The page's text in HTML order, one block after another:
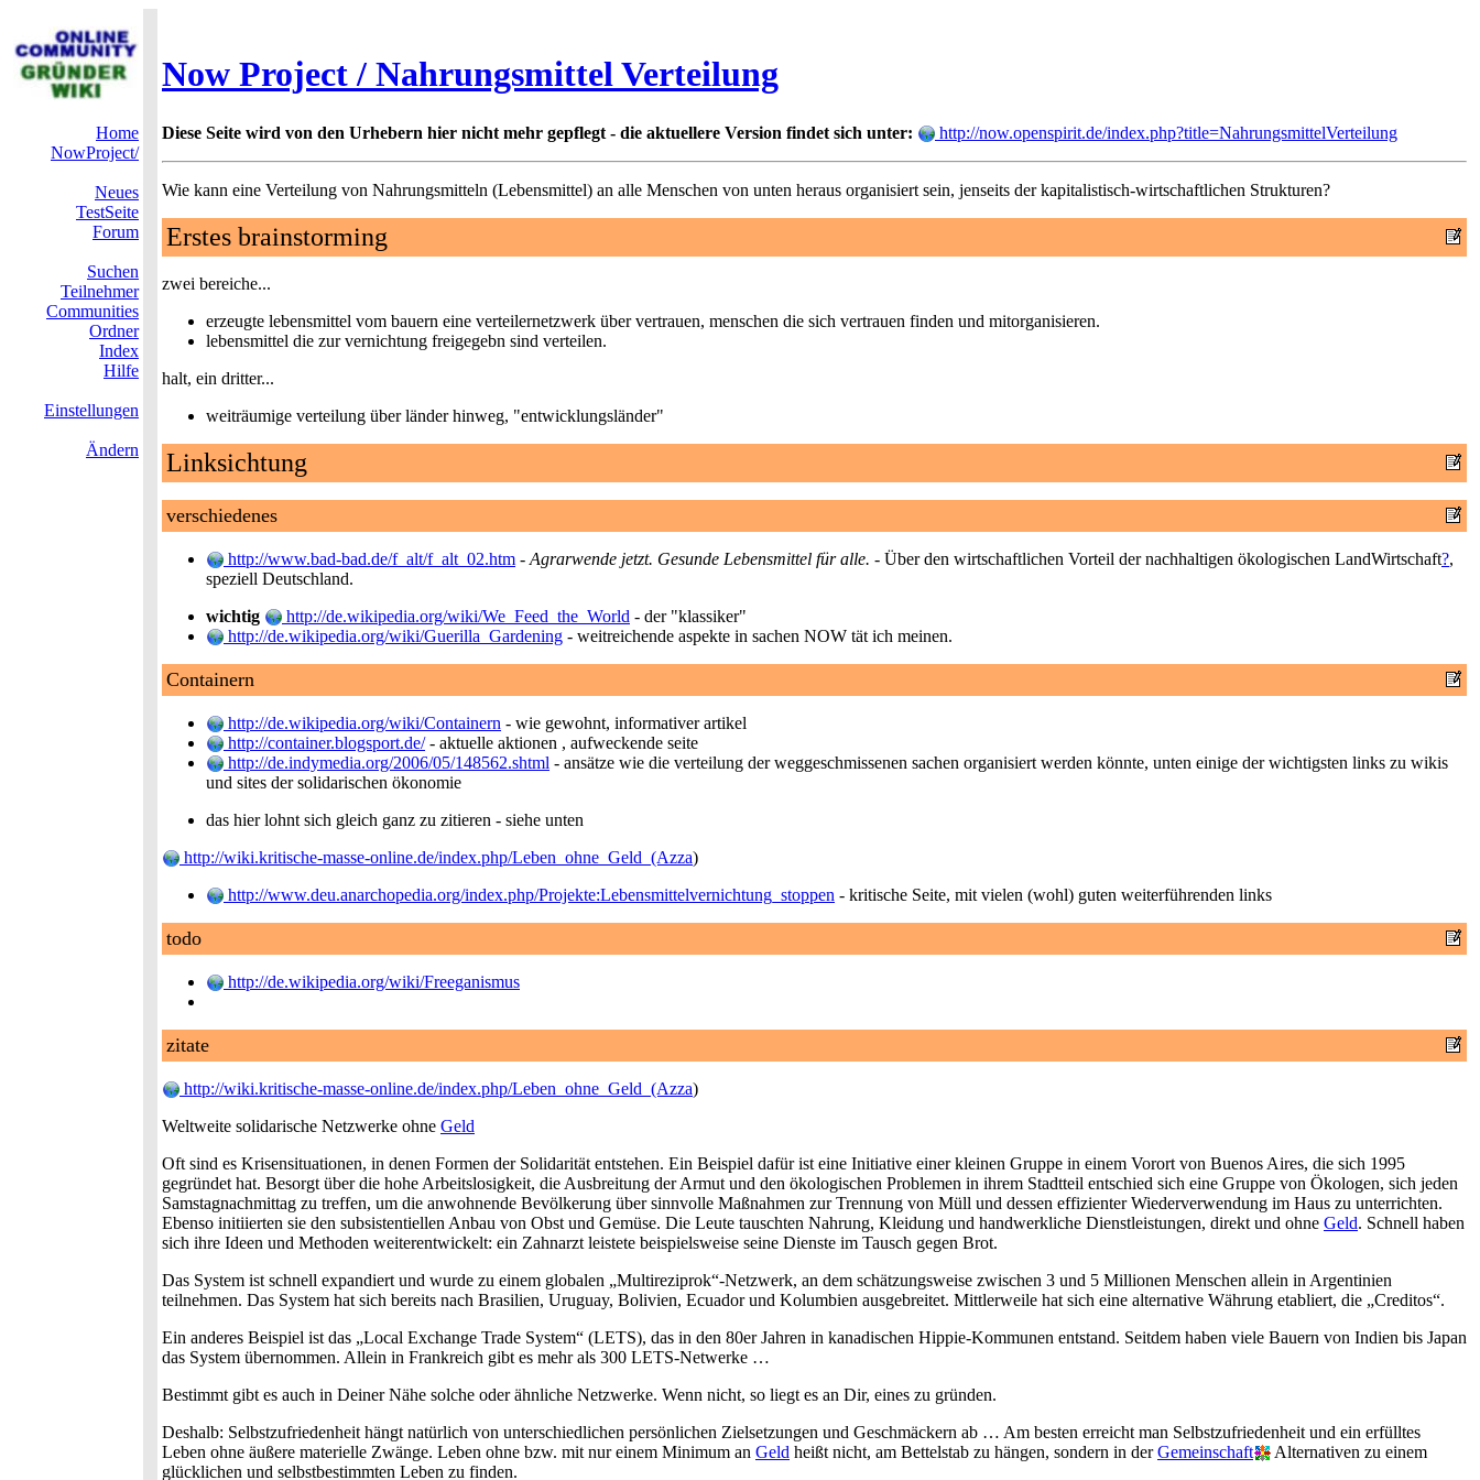
Now Project / Nahrungsmittel Verteilung
Home
NowProject/
Neues
TestSeite
Forum
Suchen
Teilnehmer
Communities
Ordner
Index
Hilfe
Einstellungen
Ändern
Diese Seite wird von den Urhebern hier nicht mehr gepflegt - die aktuellere Version findet sich unter: http://now.openspirit.de/index.php?title=NahrungsmittelVerteilung
Wie kann eine Verteilung von Nahrungsmitteln (Lebensmittel) an alle Menschen von unten heraus organisiert sein, jenseits der kapitalistisch-wirtschaftlichen Strukturen?
Erstes brainstorming
zwei bereiche...
erzeugte lebensmittel vom bauern eine verteilernetzwerk über vertrauen, menschen die sich vertrauen finden und mitorganisieren.
lebensmittel die zur vernichtung freigegebn sind verteilen.
halt, ein dritter...
weiträumige verteilung über länder hinweg, "entwicklungsländer"
Linksichtung
verschiedenes
http://www.bad-bad.de/f_alt/f_alt_02.htm - Agrarwende jetzt. Gesunde Lebensmittel für alle. - Über den wirtschaftlichen Vorteil der nachhaltigen ökologischen LandWirtschaft?,
speziell Deutschland.
wichtig
http://de.wikipedia.org/wiki/We_Feed_the_World - der "klassiker"
http://de.wikipedia.org/wiki/Guerilla_Gardening - weitreichende aspekte in sachen NOW tät ich meinen.
Containern
http://de.wikipedia.org/wiki/Containern - wie gewohnt, informativer artikel
http://container.blogsport.de/- aktuelle aktionen , aufweckende seite
http://de.indymedia.org/2006/05/148562.shtml - ansätze wie die verteilung der weggeschmissenen sachen organisiert werden könnte, unten einige der wichtigsten links zu wikis
und sites der solidarischen ökonomie
das hier lohnt sich gleich ganz zu zitieren - siehe unten
http://wiki.kritische-masse-online.de/index.php/Leben_ohne_Geld_(Azza)
http://www.deu.anarchopedia.org/index.php/Projekte:Lebensmittelvernichtung_stoppen - kritische Seite, mit vielen (wohl) guten weiterführenden links
todo
http://de.wikipedia.org/wiki/Freeganismus
zitate
http://wiki.kritische-masse-online.de/index.php/Leben_ohne_Geld_(Azza)
Weltweite solidarische Netzwerke ohne Geld
Oft sind es Krisensituationen, in denen Formen der Solidarität entstehen. Ein Beispiel dafür ist eine Initiative einer kleinen Gruppe in einem Vorort von Buenos Aires, die sich 1995
gegründet hat. Besorgt über die hohe Arbeitslosigkeit, die Ausbreitung der Armut und den ökologischen Problemen in ihrem Stadtteil entschied sich eine Gruppe von Ökologen, sich jeden
Samstagnachmittag zu treffen, um die anwohnende Bevölkerung über sinnvolle Maßnahmen zur Trennung von Müll und dessen effizienter Wiederverwendung im Haus zu unterrichten.
Ebenso initiierten sie den subsistentiellen Anbau von Obst und Gemüse. Die Leute tauschten Nahrung, Kleidung und handwerkliche Dienstleistungen, direkt und ohne Geld. Schnell haben
sich ihre Ideen und Methoden weiterentwickelt: ein Zahnarzt leistete beispielsweise seine Dienste im Tausch gegen Brot.
Das System ist schnell expandiert und wurde zu einem globalen „Multireziprok“-Netzwerk, an dem schätzungsweise zwischen 3 und 5 Millionen Menschen allein in Argentinien
teilnehmen. Das System hat sich bereits nach Brasilien, Uruguay, Bolivien, Ecuador und Kolumbien ausgebreitet. Mittlerweile hat sich eine alternative Währung etabliert, die „Creditos“.
Ein anderes Beispiel ist das „Local Exchange Trade System“ (LETS), das in den 80er Jahren in kanadischen Hippie-Kommunen entstand. Seitdem haben viele Bauern von Indien bis Japan
das System übernommen. Allein in Frankreich gibt es mehr als 300 LETS-Netwerke …
Bestimmt gibt es auch in Deiner Nähe solche oder ähnliche Netzwerke. Wenn nicht, so liegt es an Dir, eines zu gründen.
Deshalb: Selbstzufriedenheit hängt natürlich von unterschiedlichen persönlichen Zielsetzungen und Geschmäckern ab … Am besten erreicht man Selbstzufriedenheit und ein erfülltes
Leben ohne äußere materielle Zwänge. Leben ohne bzw. mit nur einem Minimum an Geld heißt nicht, am Bettelstab zu hängen, sondern in derGemeinschaft
Alternativen zu einem
glücklichen und selbstbestimmten Leben zu finden.